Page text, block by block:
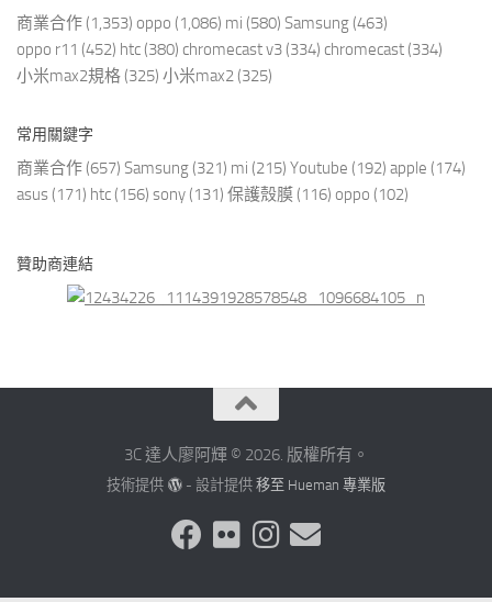
商業合作 (1,353) oppo (1,086) mi (580) Samsung (463)
oppo r11 (452) htc (380) chromecast v3 (334) chromecast (334)
小米max2規格 (325) 小米max2 (325)
常用關鍵字
商業合作 (657) Samsung (321) mi (215) Youtube (192) apple (174)
asus (171) htc (156) sony (131) 保護殼膜 (116) oppo (102)
贊助商連結
3C 達人廖阿輝 © 2026. 版權所有。
技術提供 - 設計提供 移至 Hueman 專業版